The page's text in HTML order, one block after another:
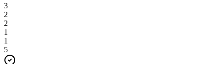
3
2
2
1
1
5